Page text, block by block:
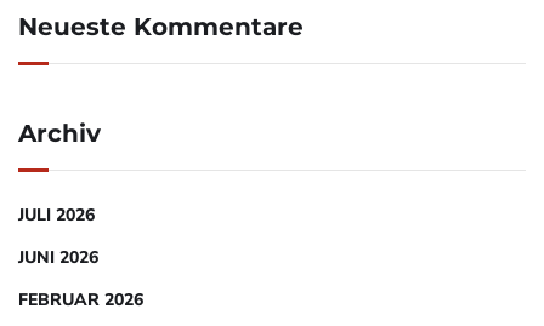
Neueste Kommentare
Archiv
JULI 2026
JUNI 2026
FEBRUAR 2026